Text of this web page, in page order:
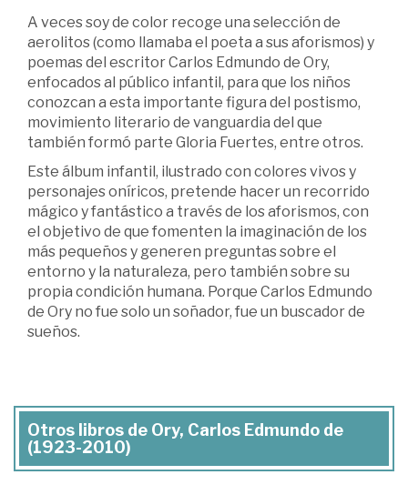
A veces soy de color recoge una selección de
aerolitos (como llamaba el poeta a sus aforismos) y
poemas del escritor Carlos Edmundo de Ory,
enfocados al público infantil, para que los niños
conozcan a esta importante figura del postismo,
movimiento literario de vanguardia del que
también formó parte Gloria Fuertes, entre otros.
Este álbum infantil, ilustrado con colores vivos y
personajes oníricos, pretende hacer un recorrido
mágico y fantástico a través de los aforismos, con
el objetivo de que fomenten la imaginación de los
más pequeños y generen preguntas sobre el
entorno y la naturaleza, pero también sobre su
propia condición humana. Porque Carlos Edmundo
de Ory no fue solo un soñador, fue un buscador de
sueños.
Otros libros de Ory, Carlos Edmundo de
(1923-2010)